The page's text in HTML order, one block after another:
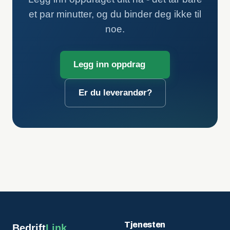
et par minutter, og du binder deg ikke til
noe.
Legg inn oppdrag
Er du leverandør?
Tjenesten